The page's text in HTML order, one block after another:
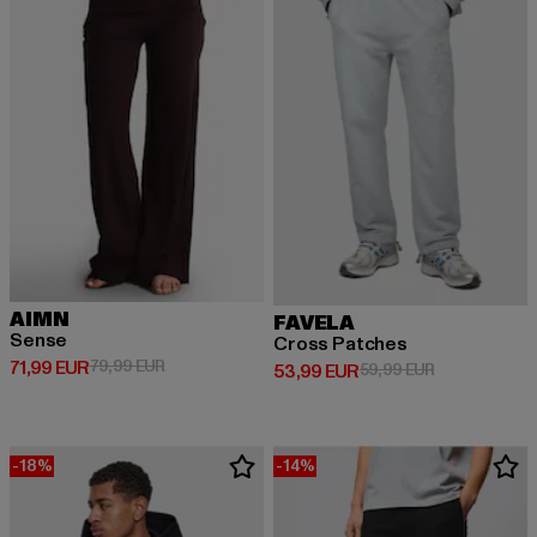
AIMN
Sense
71,99 EUR
Derzeitiger Preis: 71,99 EUR
79,99 EURAktionspreis: 79,99 EUR
FAVELA
Cross Patches
53,99 EUR
Derzeitiger Preis: 53,99 EUR
59,99 EURAktionspreis:
-18% -14%